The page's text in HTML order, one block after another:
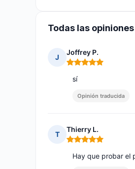
Todas las opiniones
J
Joffrey P.
Nota: 5 de 5
sí
Opinión traducida
T
Thierry L.
Nota: 5 de 5
Hay que probar el